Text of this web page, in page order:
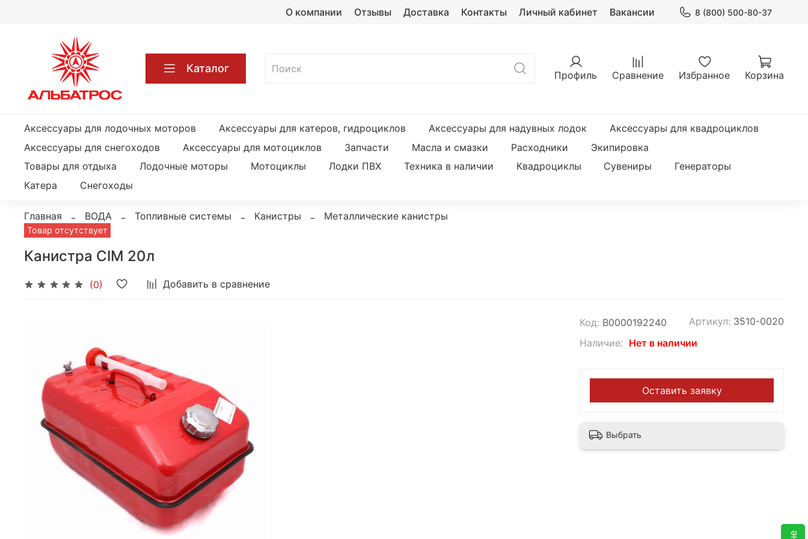
О компании Отзывы Доставка Контакты Личный кабинет Вакансии 8 (800) 500-80-37
Каталог
Профиль Сравнение Избранное Корзина
Аксессуары для лодочных моторов Аксессуары для катеров, гидроциклов Аксессуары для надувных лодок
Аксессуары для квадроциклов
Аксессуары для снегоходов
Аксессуары для мотоциклов Запчасти Масла и смазки Расходники
Экипировка
Товары для отдыха
Лодочные моторы Мотоциклы Лодки ПВХ Техника в наличии Квадроциклы Сувениры
Генераторы
Катера
Снегоходы
Главная ВОДА Топливные системы Канистры Металлические канистры
Товар отсутствует
Канистра CIM 20л
(0) Добавить в сравнение
Код: В0000192240 Артикул: 3510-0020
Наличие: Нет в наличии
Оставить заявку
Выбрать